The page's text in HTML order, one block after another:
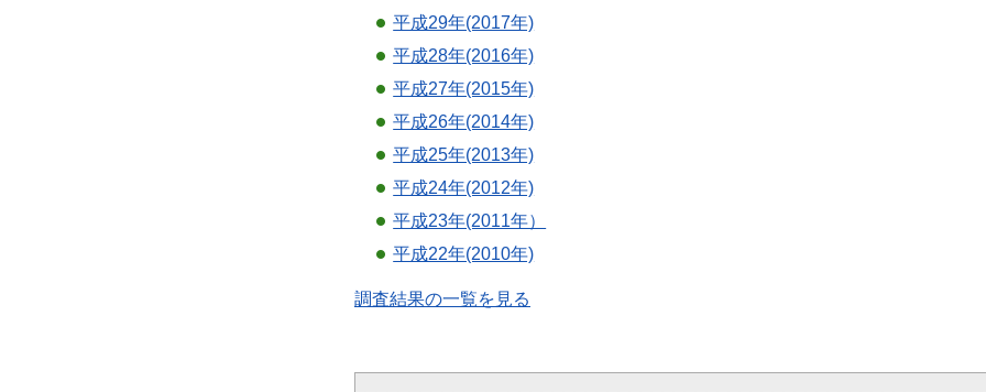
平成29年(2017年)
平成28年(2016年)
平成27年(2015年)
平成26年(2014年)
平成25年(2013年)
平成24年(2012年)
平成23年(2011年）
平成22年(2010年)
調査結果の一覧を見る